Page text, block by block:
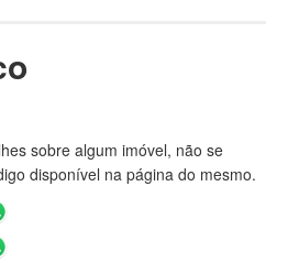
sobre algum imóvel, não se
disponível na página do mesmo.